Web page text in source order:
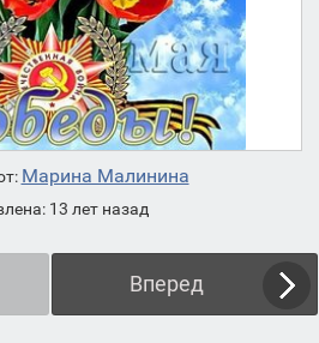
Марина Малинина
13 лет назад
Вперед